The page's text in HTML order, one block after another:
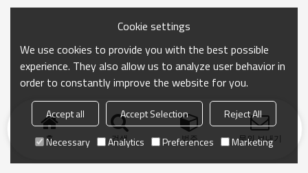
홈 검색 범주 문의 보내기
Cookie settings
We use cookies to provide you with the best possible
experience. They also allow us to analyze user behavior in
order to constantly improve the website for you.
Accept all Accept Selection
Reject All
Necessary
Analytics Preferences Marketing